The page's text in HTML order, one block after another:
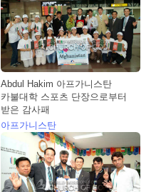
Abdul Hakim 아프가니스탄
카불대학 스포츠 단장으로부터
받은 감사패
아프가니스탄